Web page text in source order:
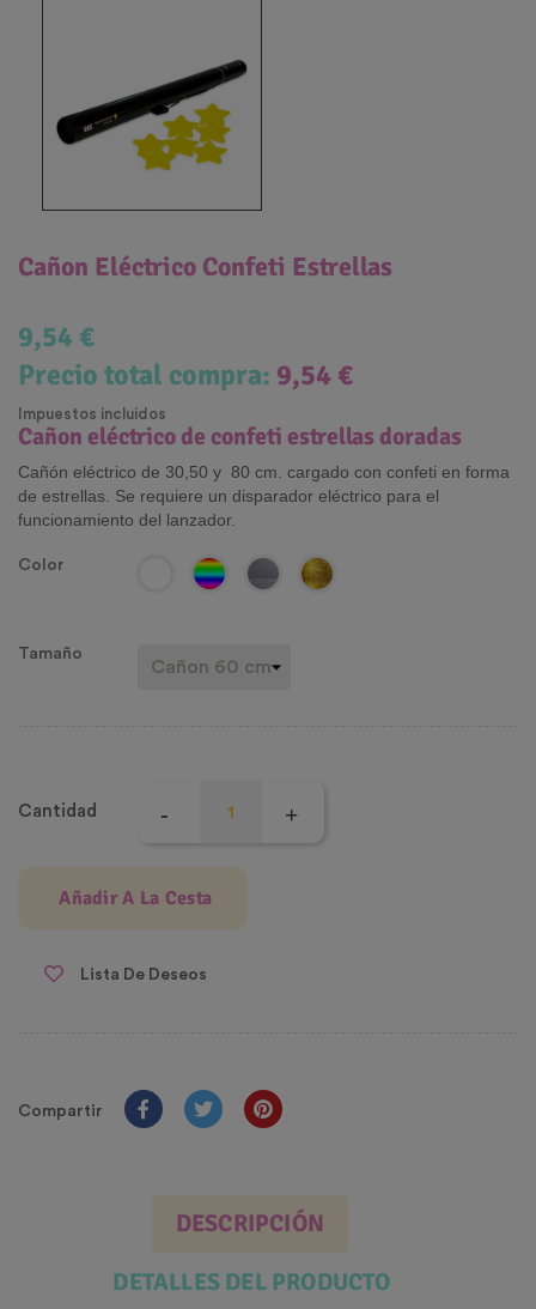
Cañon Eléctrico Confeti Estrellas
9,54 €
Precio total compra: 9,54 €
Impuestos incluidos
Cañon eléctrico de confeti estrellas doradas
Cañón eléctrico de 30,50 y 80 cm. cargado con confeti en forma
de estrellas. Se requiere un disparador eléctrico para el
funcionamiento del lanzador.
Color
Tamaño
Cantidad
Añadir A La Cesta
Lista De Deseos
Compartir
DESCRIPCIÓN
DETALLES DEL PRODUCTO